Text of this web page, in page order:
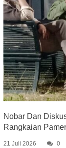
Nobar Dan
Rangkaian
21 Juli 2026 0